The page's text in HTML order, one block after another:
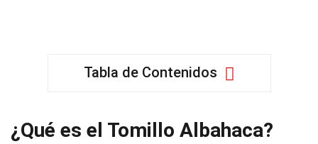
Tabla de Contenidos
¿Qué es el Tomillo Albahaca?